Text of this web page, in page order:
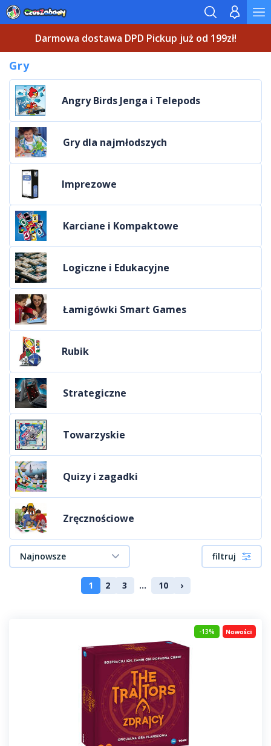
Darmowa dostawa DPD Pickup już od 199zł!
Gry
Angry Birds Jenga i Telepods
Gry dla najmłodszych
Imprezowe
Karciane i Kompaktowe
Logiczne i Edukacyjne
Łamigówki Smart Games
Rubik
Strategiczne
Towarzyskie
Quizy i zagadki
Zręcznościowe
Najnowsze filtruj
1 2 3 ... 10 ›
-13%